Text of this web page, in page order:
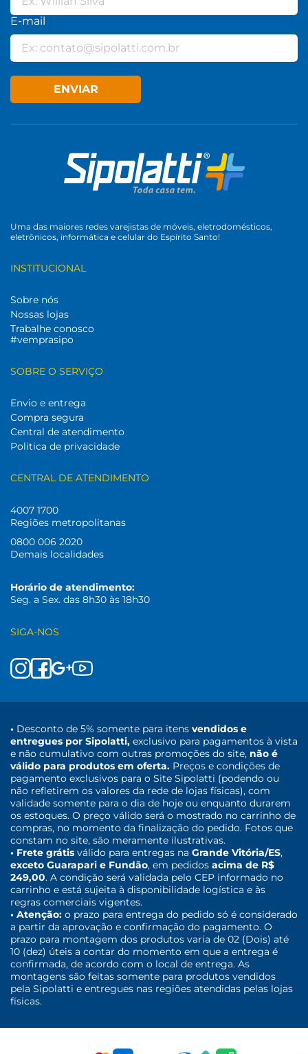
E-mail
ENVIAR
Uma das maiores redes varejistas de móveis, eletrodomésticos,
eletrônicos, informática e celular do Espírito Santo!
INSTITUCIONAL
Sobre nós
Nossas lojas
Trabalhe conosco
#vemprasipo
SOBRE O SERVIÇO
Envio e entrega
Compra segura
Central de atendimento
Politica de privacidade
CENTRAL DE ATENDIMENTO
4007 1700
Regiões metropolitanas
0800 006 2020
Demais localidades
Horário de atendimento:
Seg. a Sex. das 8h30 às 18h30
SIGA-NOS
• Desconto de 5% somente para itens vendidos e
entregues por Sipolatti, exclusivo para pagamentos à vista
e não cumulativo com outras promoções do site, não é
válido para produtos em oferta. Preços e condições de
pagamento exclusivos para o Site Sipolatti (podendo ou
não refletirem os valores da rede de lojas físicas), com
validade somente para o dia de hoje ou enquanto durarem
os estoques. O preço válido será o mostrado no carrinho de
compras, no momento da finalização do pedido. Fotos que
constam no site, são meramente ilustrativas.
• Frete grátis válido para entregas na Grande Vitória/ES,
exceto Guarapari e Fundão, em pedidos acima de R$
249,00. A condição será validada pelo CEP informado no
carrinho e está sujeita à disponibilidade logística e às
regras comerciais vigentes.
• Atenção: o prazo para entrega do pedido só é considerado
a partir da aprovação e confirmação do pagamento. O
prazo para montagem dos produtos varia de 02 (Dois) até
10 (dez) úteis a contar do momento em que a entrega é
confirmada, de acordo com o local de entrega. As
montagens são feitas somente para produtos vendidos
pela Sipolatti e entregues nas regiões atendidas pelas lojas
físicas.